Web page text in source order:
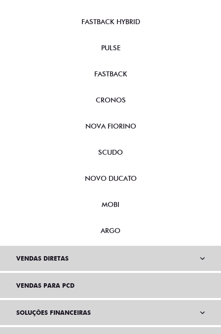
FASTBACK HYBRID
PULSE
FASTBACK
CRONOS
NOVA FIORINO
SCUDO
NOVO DUCATO
MOBI
ARGO
VENDAS DIRETAS
VENDAS PARA PCD
SOLUÇÕES FINANCEIRAS